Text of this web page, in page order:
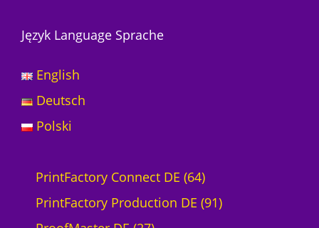
Język Language Sprache
English
Deutsch
Polski
PrintFactory Connect DE 646
4
PrintFactory Production DE 919